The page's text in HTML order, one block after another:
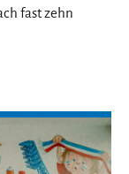
fast zehn